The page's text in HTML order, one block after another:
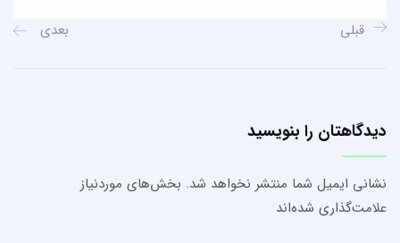
قبلی بعدی
دیدگاهتان را بنویسید
نشانی ایمیل شما منتشر نخواهد شد. بخش‌های موردنیاز
علامت‌گذاری شده‌اند